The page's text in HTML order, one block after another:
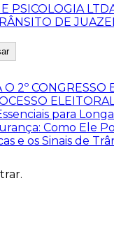
PSICOLOGIA
DE
2º
para
Como Ele
e os Sinais de